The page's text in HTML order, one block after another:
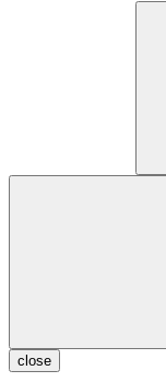
close